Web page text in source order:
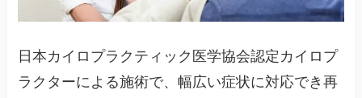
日本カイロプラクティック医学協会認定カイロプ
ラクターによる施術で、幅広い症状に対応でき再